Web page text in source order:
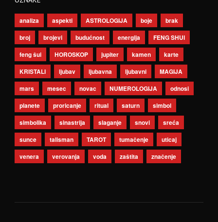
analiza aspekti ASTROLOGIJA boje
brak
broj
brojevi budućnost energija
FENG SHUI
feng šui
HOROSKOP jupiter kamen
karte
KRISTALI
ljubav ljubavna ljubavni
MAGIJA
mars
mesec novac NUMEROLOGIJA
odnosi
planete
proricanje ritual saturn
simbol
simbolika
sinastrija slaganje snovi
sreća
sunce
talisman TAROT tumačenje
uticaj
venera
verovanja voda zaštita značenje